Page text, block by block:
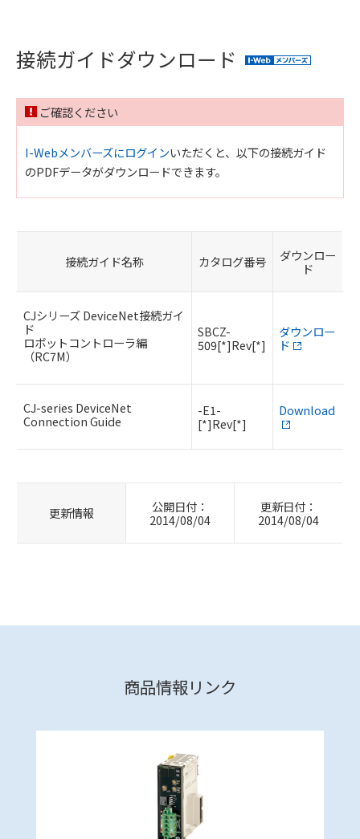
接続ガイドダウンロード
ご確認ください
I-Webメンバーズにログインいただくと、以下の接続ガイド
のPDFデータがダウンロードできます。
接続ガイド名称 カタログ番号
ダウンロー
ド
CJシリーズ DeviceNet接続ガイ
ド
ロボットコントローラ編
（RC7M）
SBCZ-
509[*]Rev[*]
ダウンロー
ド
CJ-series DeviceNet
Connection Guide
-E1-
[*]Rev[*]
Download
更新情報
公開日付：
2014/08/04
更新日付：
2014/08/04
商品情報リンク